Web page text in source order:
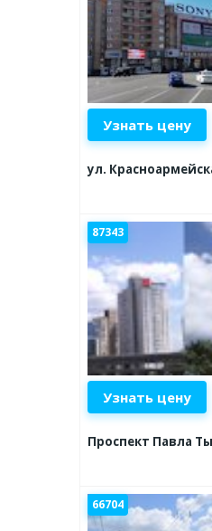
Узнать цену
ул.
87343
Узнать цену
Проспект Павла
66704